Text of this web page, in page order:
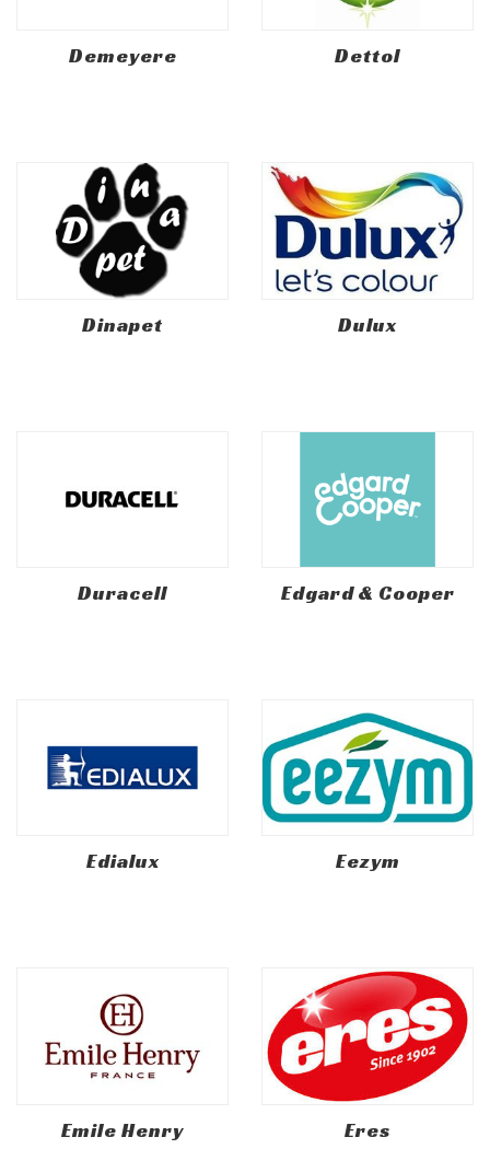
Demeyere Dettol
Dinapet Dulux
Duracell Edgard & Cooper
Edialux Eezym
Emile Henry Eres